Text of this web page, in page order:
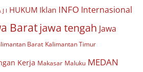
J I HUKUM Iklan INFO Internasional
Baratjawa tengah Jawa
Barat Kalimantan Timur
Kerja Makasar Maluku MEDAN